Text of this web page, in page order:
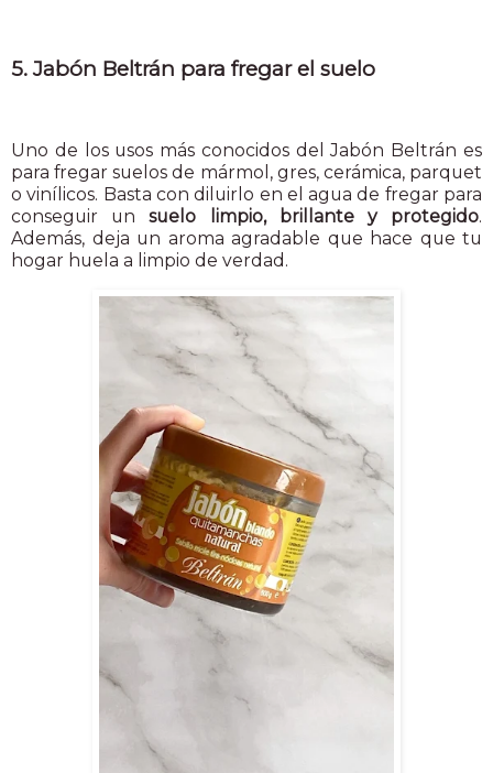
5. Jabón Beltrán para fregar el suelo
Uno de los usos más conocidos del Jabón Beltrán es
para fregar suelos de mármol, gres, cerámica, parquet
o vinílicos. Basta con diluirlo en el agua de fregar para
conseguir unsuelo limpio, brillante y protegido.
Además, deja un aroma agradable que hace que tu
hogar huela a limpio de verdad.